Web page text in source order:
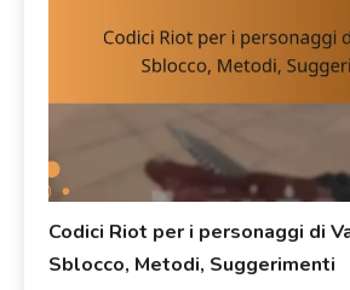
Codici Riot per i personaggi di
Sblocco, Metodi, Suggerimenti